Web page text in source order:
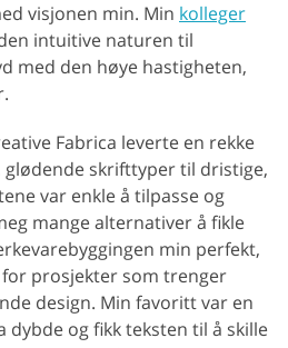
visjonen min. Min kolleger
intuitive naturen til
med den høye hastigheten,
Fabrica leverte en rekke
skrifttyper til dristige,
var enkle å tilpasse og
mange alternativer å fikle
min perfekt,
prosjekter som trenger
design. Min favoritt var en
dybde og fikk teksten til å skille